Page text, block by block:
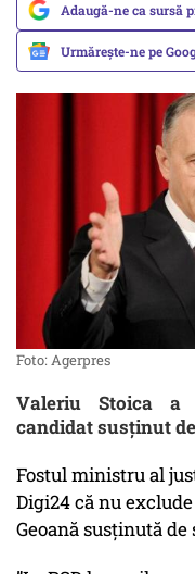
Adaugă-ne ca sursă
Urmărește-ne pe
Foto: Agerpres
Valeriu Stoica a
candidat susținut
Fostul ministru al
Digi24 că nu
Geoană susținută